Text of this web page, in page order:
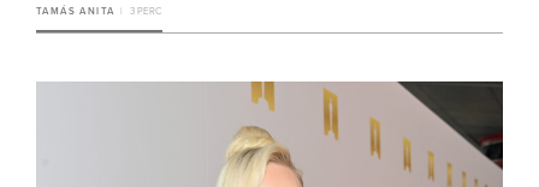
TAMÁS ANITA 3 PERC